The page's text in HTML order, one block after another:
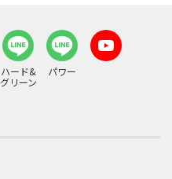
ハード&
グリーン
パワー